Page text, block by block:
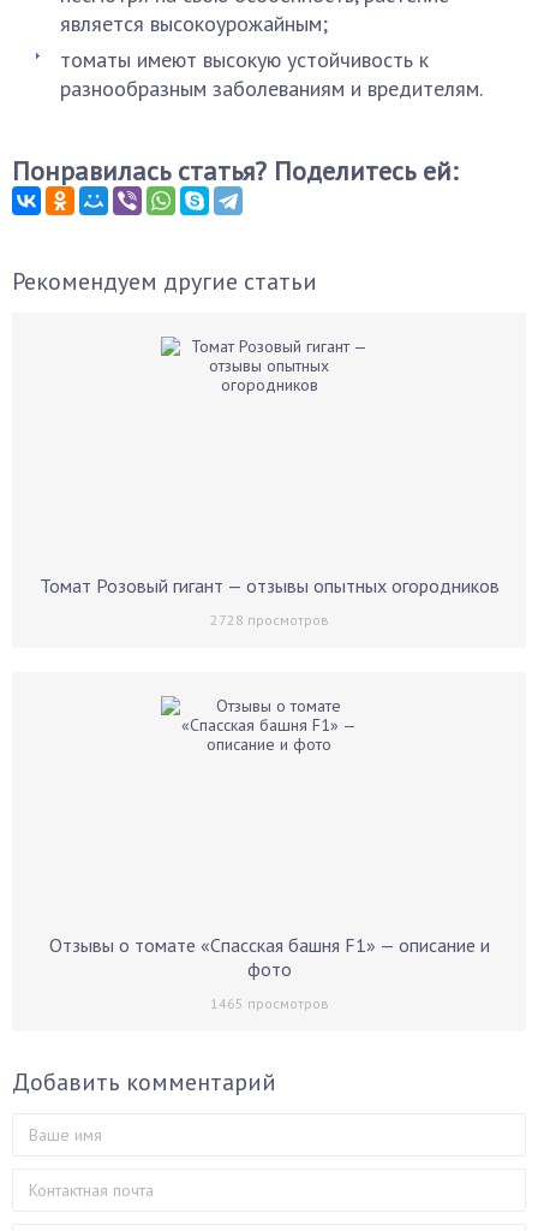
является высокоурожайным;
томаты имеют высокую устойчивость к
разнообразным заболеваниям и вредителям.
Понравилась статья? Поделитесь ей:
Рекомендуем другие статьи
Томат Розовый гигант — отзывы опытных огородников
2728 просмотров
Отзывы о томате «Спасская башня F1» — описание и
фото
1465 просмотров
Добавить комментарий